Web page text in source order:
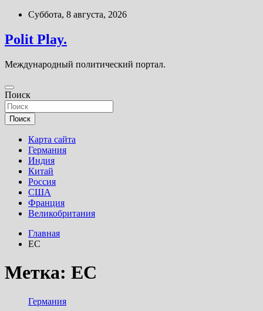
Перейти
содержимому
Суббота, 8 августа, 2026
Polit Play.
Международный политический портал.
Поиск
Поиск
Карта сайта
Германия
Индия
Китай
Россия
США
Франция
Великобритания
Главная
ЕС
Метка: ЕС
Германия